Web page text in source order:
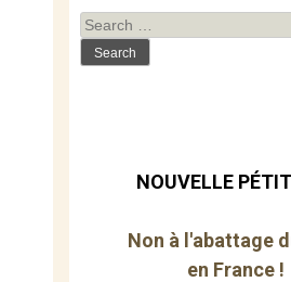
Search
for:
NOUVELLE
Non à l'abattage
en France !